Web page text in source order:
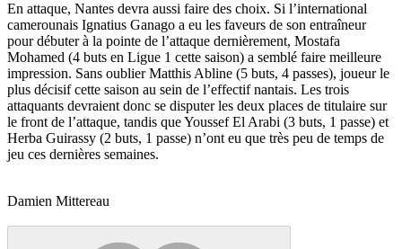
En attaque, Nantes devra aussi faire des choix. Si l’international
camerounais Ignatius Ganago a eu les faveurs de son entraîneur
pour débuter à la pointe de l’attaque dernièrement, Mostafa
Mohamed (4 buts en Ligue 1 cette saison) a semblé faire meilleure
impression. Sans oublier Matthis Abline (5 buts, 4 passes), joueur le
plus décisif cette saison au sein de l’effectif nantais. Les trois
attaquants devraient donc se disputer les deux places de titulaire sur
le front de l’attaque, tandis que Youssef El Arabi (3 buts, 1 passe) et
Herba Guirassy (2 buts, 1 passe) n’ont eu que très peu de temps de
jeu ces dernières semaines.
Damien Mittereau